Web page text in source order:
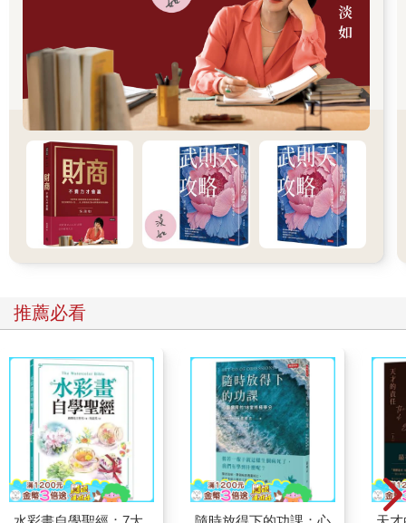
深度：深入挖掘問題原因與解決方法的具體細節。以健身的例子
來說，就是了解對方到底想鍛鍊哪個部位，甚至特定的肌肉，掌
握那些肌肉的特徵。
廣度：多方考量各種原因與解決方式。以健身的例子來說，除了
給予健身的建議，也要提醒對方搭配飲食與適度休息，甚至協助
挑選輔助訓練的器材，廣泛探討與健身相關的其他要素。。
結構：將從「深度」與「廣度」發現的要素分類，梳理之間的關
聯與輕重緩急。比如掌握哪些要素與增肌有關，以及關聯的強
弱。原本的訓練菜單可能包含一些效果不大的動作，對健身新手
來說，建議對方先嘗試一項訓練，效果可能會比提供完整菜單更
好。如果確實掌握結構，便能在擁有眾多選項的前提下做出取
會如何隨著時間變化，才能提出合宜的方案，例如肌肉還沒練起
來之前適合某套訓練菜單，肌肉量慢慢增加後更適合另一套訓練
我在建議他人「提高解析度」時，也會先釐清對方現在應該加強
深度、廣度、結構、時間中的哪一項觀點，再提出具體可行的方
案。
本書會分別就這四種觀點詳細講解提高解析度的方法。在此之
前，得先探討一下「深度」「廣度」「結構」「時間」各自的意
涵。
推薦必看